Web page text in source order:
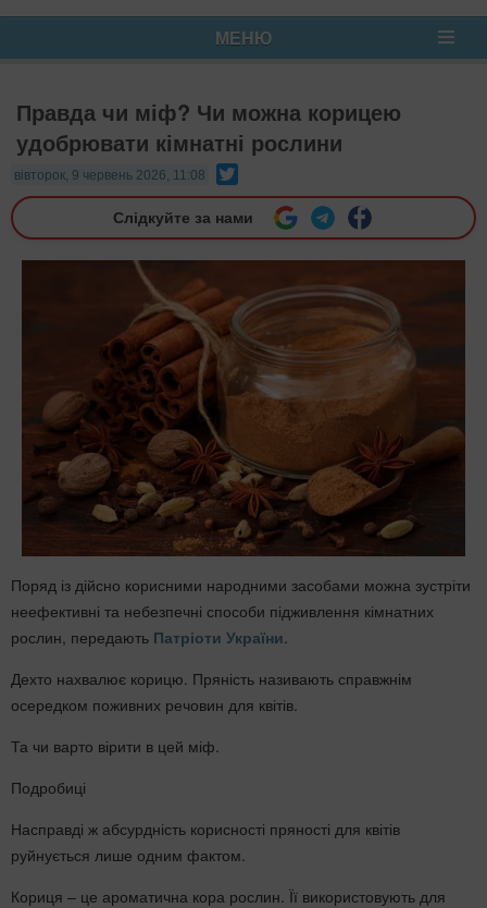
МЕНЮ
Правда чи міф? Чи можна корицею
удобрювати кімнатні рослини
вівторок, 9 червень 2026, 11:08
Слідкуйте за нами
Поряд із дійсно корисними народними засобами можна зустріти
неефективні та небезпечні способи підживлення кімнатних
рослин, передають Патріоти України
Дехто нахвалює корицю. Пряність називають справжнім
осередком поживних речовин для квітів.
Та чи варто вірити в цей міф.
Подробиці
Насправді ж абсурдність корисності пряності для квітів
руйнується лише одним фактом.
Кориця – це ароматична кора рослин. Її використовують для